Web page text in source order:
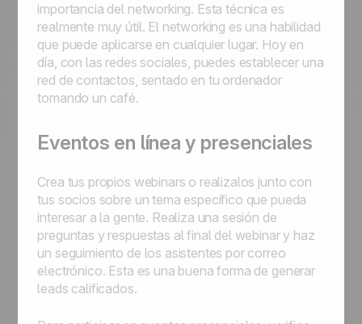
importancia del networking. Esta técnica es
realmente muy útil. El networking es una habilidad
que puede aplicarse en cualquier lugar. Hoy en
día, con las redes sociales, puedes establecer una
red de contactos, sentado en tu ordenador
tomando un café.
Eventos en línea y presenciales
Crea tus propios webinars o realizalos junto con
tus socios sobre un tema específico que pueda
interesar a la gente. Realiza una sesión de
preguntas y respuestas al final del webinar y haz
un seguimiento de los asistentes por correo
electrónico. Esta es una buena forma de generar
leads calificados.